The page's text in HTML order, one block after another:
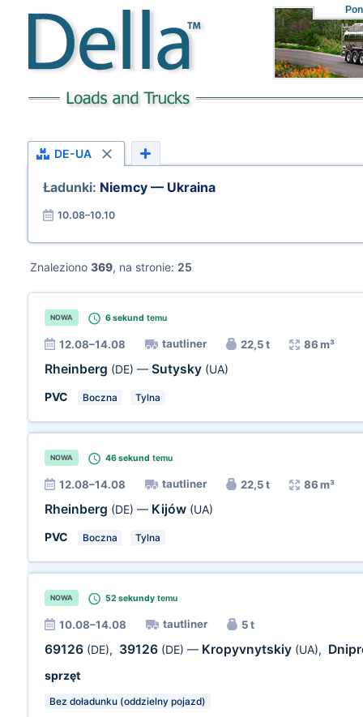
DE-UA
Ładunki: Niemcy — Ukraina
10.08–10.10
Znaleziono 369, na stronie: 25
NOWA 6 sekund temu
12.08–14.08 tautliner 22,5 t 86 m³
Rheinberg (DE) — Sutysky (UA)
PVC
Boczna Tylna
NOWA 46 sekund temu
12.08–14.08 tautliner 22,5 t 86 m³
Rheinberg (DE) — Kijów (UA)
PVC
Boczna Tylna
NOWA 52 sekundy temu
10.08–14.08 tautliner 5 t
69126 (DE), 39126 (DE) — Kropyvnytskiy (UA),
sprzęt
Bez doładunku (oddzielny pojazd)